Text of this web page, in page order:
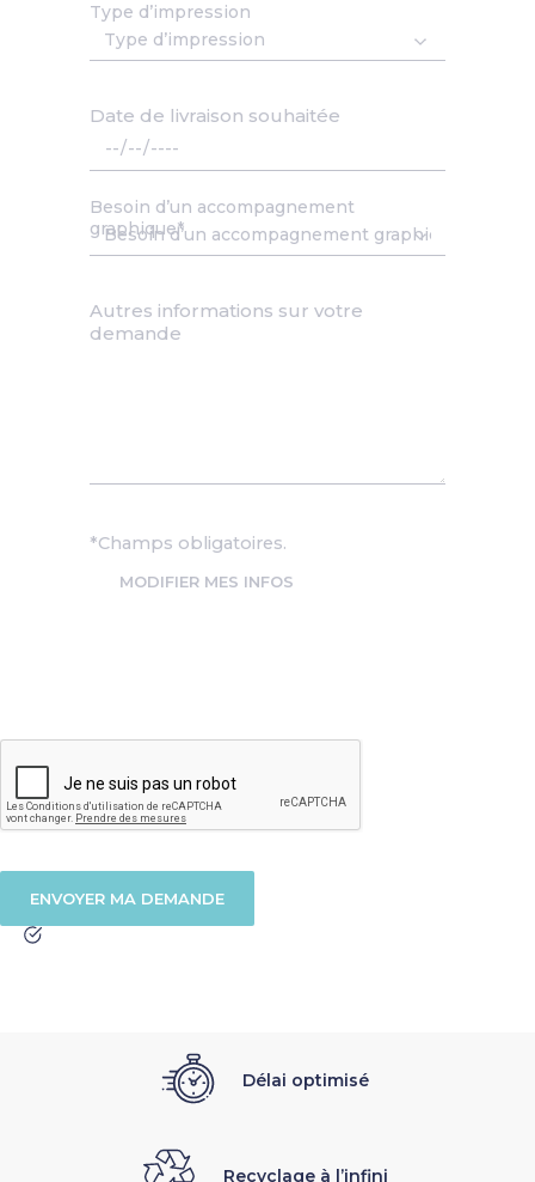
Type d’impression
Date de livraison souhaitée
Date
Besoin d’un accompagnement
graphique
Autres informations sur votre
demande
*Champs obligatoires.
MODIFIER MES INFOS
Délai optimisé
Recyclage à l’infini